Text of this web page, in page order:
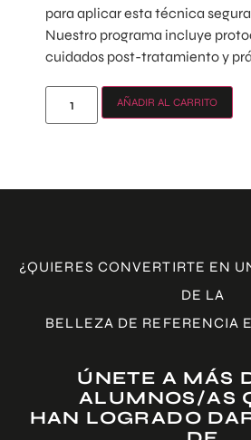
para aplicar esta técnica
Nuestro programa incluye
cuidados post-tratamiento y
AÑADIR AL CARRITO
¿QUIERES CONVERTIRTE EN
DE LA
BELLEZA DE REFERENCIA
ÚNETE A MÁS
ALUMNOS/AS
HAN LOGRADO